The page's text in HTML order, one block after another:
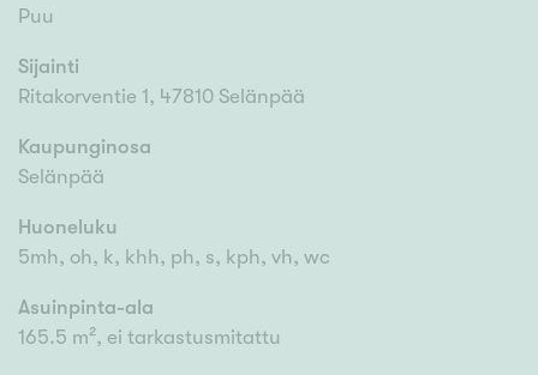
Puu
Sijainti
Ritakorventie 1, 47810 Selänpää
Kaupunginosa
Selänpää
Huoneluku
5mh, oh, k, khh, ph, s, kph, vh, wc
Asuinpinta-ala
165.5 m², ei tarkastusmitattu